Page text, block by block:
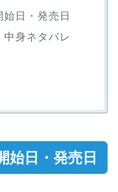
日・発売日
身ネタバレ
始日・発売日